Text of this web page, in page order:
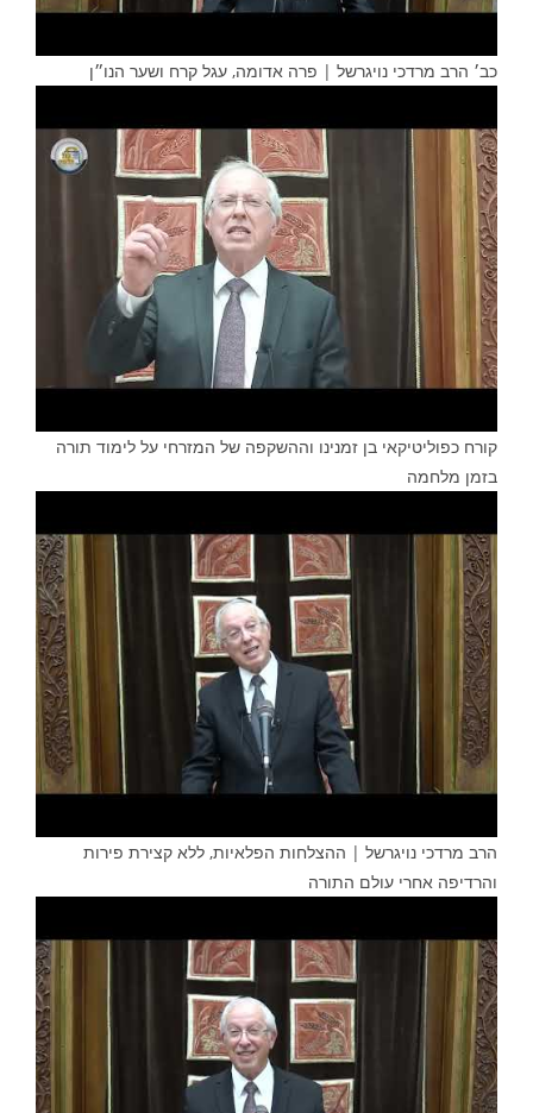
כב׳ הרב מרדכי נויגרשל | פרה אדומה, עגל קרח ושער הנו״ן
קורח כפוליטיקאי בן זמנינו וההשקפה של המזרחי על לימוד תורה
בזמן מלחמה
הרב מרדכי נויגרשל | ההצלחות הפלאיות, ללא קצירת פירות
והרדיפה אחרי עולם התורה